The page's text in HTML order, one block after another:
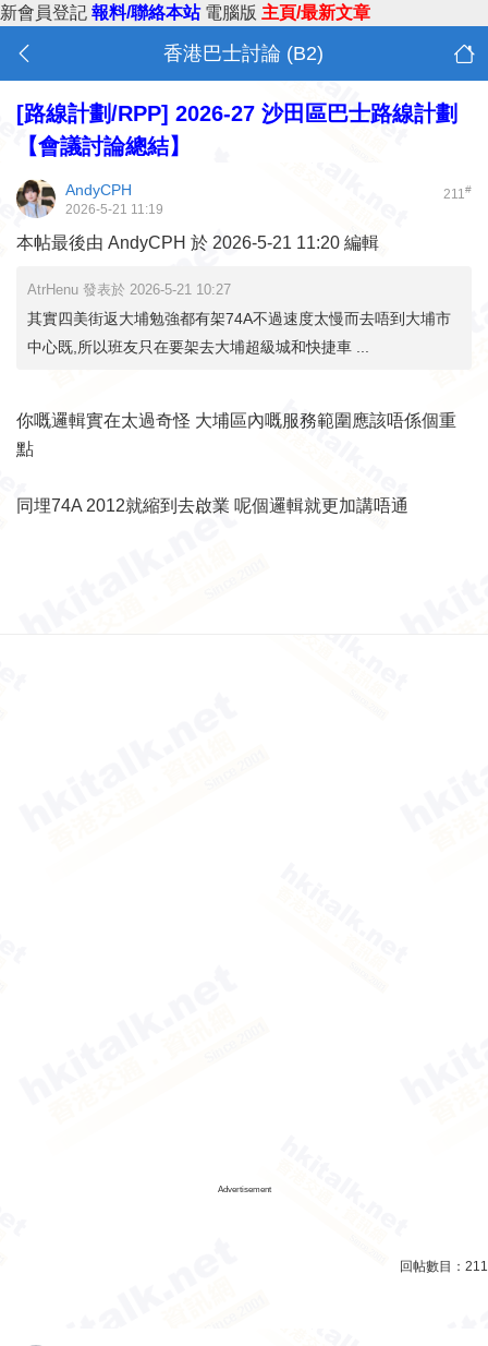
新會員登記 報料/聯絡本站 電腦版 主頁/最新文章
香港巴士討論 (B2)
[路線計劃/RPP] 2026-27 沙田區巴士路線計劃
【會議討論總結】
211#
AndyCPH
2026-5-21 11:19
本帖最後由 AndyCPH 於 2026-5-21 11:20 編輯
AtrHenu 發表於 2026-5-21 10:27
其實四美街返大埔勉強都有架74A不過速度太慢而去唔到大埔市
中心既,所以班友只在要架去大埔超級城和快捷車 ...
你嘅邏輯實在太過奇怪 大埔區內嘅服務範圍應該唔係個重
點
同埋74A 2012就縮到去啟業 呢個邏輯就更加講唔通
Advertisement
回帖數目： 211